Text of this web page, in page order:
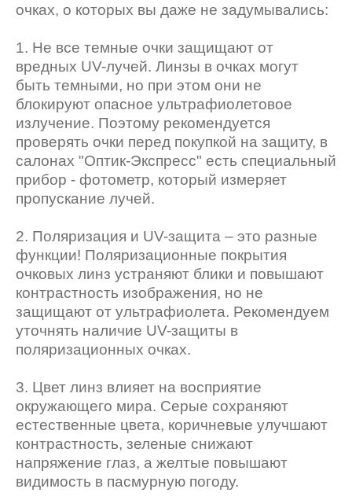
очках, о которых вы даже не задумывались:
1. Не все темные очки защищают от
вредных UV-лучей. Линзы в очках могут
быть темными, но при этом они не
блокируют опасное ультрафиолетовое
излучение. Поэтому рекомендуется
проверять очки перед покупкой на защиту, в
салонах "Оптик-Экспресс" есть специальный
прибор - фотометр, который измеряет
пропускание лучей.
2. Поляризация и UV-защита – это разные
функции! Поляризационные покрытия
очковых линз устраняют блики и повышают
контрастность изображения, но не
защищают от ультрафиолета. Рекомендуем
уточнять наличие UV-защиты в
поляризационных очках.
3. Цвет линз влияет на восприятие
окружающего мира. Серые сохраняют
естественные цвета, коричневые улучшают
контрастность, зеленые снижают
напряжение глаз, а желтые повышают
видимость в пасмурную погоду.